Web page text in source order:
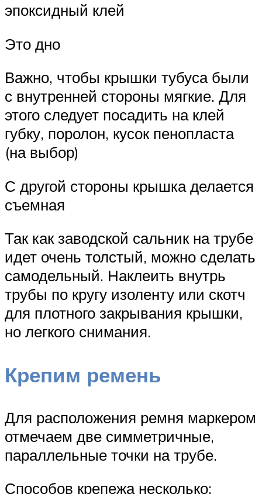
эпоксидный клей
Это дно
Важно, чтобы крышки тубуса были
с внутренней стороны мягкие. Для
этого следует посадить на клей
губку, поролон, кусок пенопласта
(на выбор)
С другой стороны крышка делается
съемная
Так как заводской сальник на трубе
идет очень толстый, можно сделать
самодельный. Наклеить внутрь
трубы по кругу изоленту или скотч
для плотного закрывания крышки,
но легкого снимания.
Крепим ремень
Для расположения ремня маркером
отмечаем две симметричные,
параллельные точки на трубе.
Способов крепежа несколько: